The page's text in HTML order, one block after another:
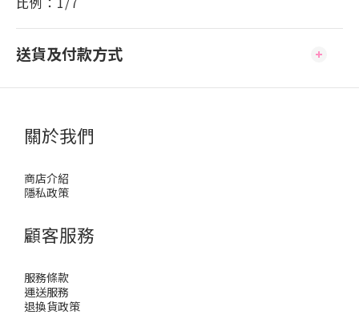
送貨及付款方式
關於我們
商店介紹
隱私政策
顧客服務
服務條款
運送服務
退換貨政策